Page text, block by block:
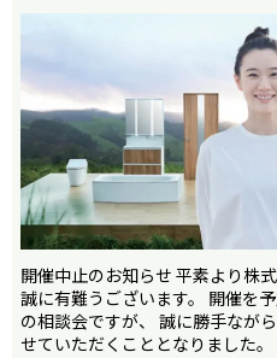
開催中止のお知らせ 平素より株
誠に有難うございます。 開催を
の相談会ですが、 誠に勝手なが
せていただくこととなりました